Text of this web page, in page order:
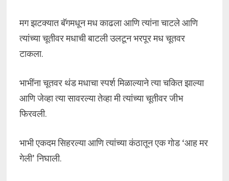
मग झटक्यात बॅगमधून मध काढला आणि त्यांना चाटले आणि
त्यांच्या चूतीवर मधाची बाटली उलटून भरपूर मध चूतवर
टाकला.
भाभींना चूतवर थंड मधाचा स्पर्श मिळाल्याने त्या चकित झाल्या
आणि जेव्हा त्या सावरल्या तेव्हा मी त्यांच्या चूतीवर जीभ
फिरवली.
भाभी एकदम सिहरल्या आणि त्यांच्या कंठातून एक गोड ‘आह मर
गेली’ निघाली.